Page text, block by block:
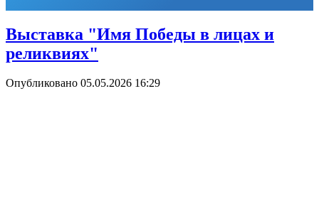
Выставка "Имя Победы в лицах и
реликвиях"
Опубликовано 05.05.2026 16:29